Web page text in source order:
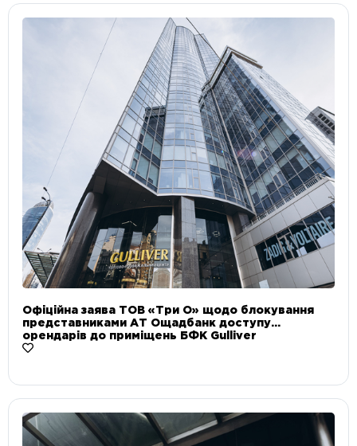
Офіційна заява ТОВ «Три О» щодо блокування
представниками АТ Ощадбанк доступу
орендарів до приміщень БФК Gulliver